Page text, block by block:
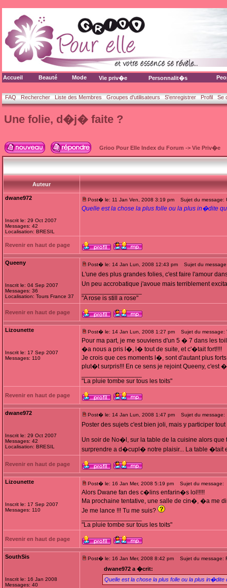
Accueil Beauté Mode Vie priv�e Personnalit�s
FAQ Rechercher Liste des Membres Groupes d'utilisateurs S'enregistrer Profil Se
Une folie, d�j� faite ?
Grioo Pour Elle Index du Forum -> Vie Priv�e
Auteur
dwane972
Inscrit le: 29 Oct 2007
Messages: 42
Localisation: BRESIL
Post� le: 11 Jan Ven, 2008 3:19 pm Sujet du
Quelle est la chose la plus folle ou la plus in�dite
Revenir en haut de page
Queeny
Inscrit le: 04 Sep 2007
Messages: 36
Localisation: Tours France 37
Post� le: 14 Jan Lun, 2008 12:43 pm Sujet du
L'une des plus grandes folies, c'est faire l'amour
Un peu accrobatique j'avoue mais terriblement
"A rose is still a rose"
Revenir en haut de page
Lizounette
Inscrit le: 17 Sep 2007
Messages: 110
Post� le: 14 Jan Lun, 2008 1:27 pm Sujet du message:
Pour ma part, je me souviens d'un 5 � 7 dans les
�a nous a pris l�, l� tout de suite, et c'�tait fort!!!!
Je crois que ces moments l�, sont d'autant plus
plut�t surpris!!! En ce sens je rejoint Queeny, c'est
"La pluie tombe sur tous les toits"
Revenir en haut de page
dwane972
Inscrit le: 29 Oct 2007
Messages: 42
Localisation: BRESIL
Post� le: 14 Jan Lun, 2008 1:47 pm Sujet du message:
Poster des sujets c'est bien joli, mais y participer
Un soir de No�l, sur la table de la cuisine alors
surprendre a d�cupl� notre plaisir... La table
Revenir en haut de page
Lizounette
Inscrit le: 17 Sep 2007
Messages: 110
Post� le: 16 Jan Mer, 2008 5:19 pm Sujet du message:
Alors Dwane fan des c�lins enfarin�s lol!!!!!
Ma prochaine tentative, une salle de cin�, �a me
Je me lance !!! Tu me suis?
"La pluie tombe sur tous les toits"
Revenir en haut de page
SouthSis
Inscrit le: 16 Jan 2008
Messages: 40
Post� le: 16 Jan Mer, 2008 8:42 pm Sujet du message:
dwane972 a �crit:
Quelle est la chose la plus folle ou la plus